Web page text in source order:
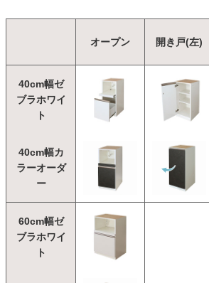
オープン 開き戸(左)
40cm幅ゼ
ブラホワイ
ト
40cm幅カ
ラーオーダ
ー
60cm幅ゼ
ブラホワイ
ト